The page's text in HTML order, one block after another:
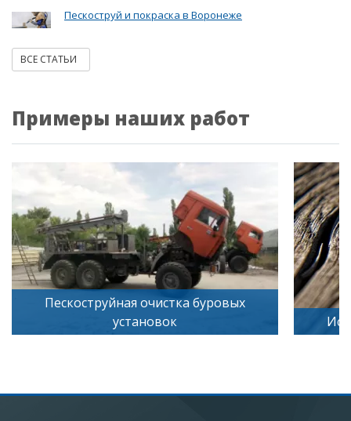
Пескоструй и покраска в Воронеже
ВСЕ СТАТЬИ
Примеры наших работ
буровых
Искусственное старение